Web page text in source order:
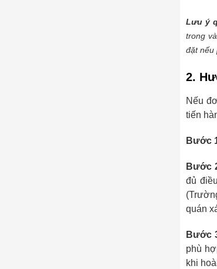
Lưu ý
trong
đặt nếu
2.
Nếu
tiến
Bước
Bước
đủ
quán
Bước
phù
khi